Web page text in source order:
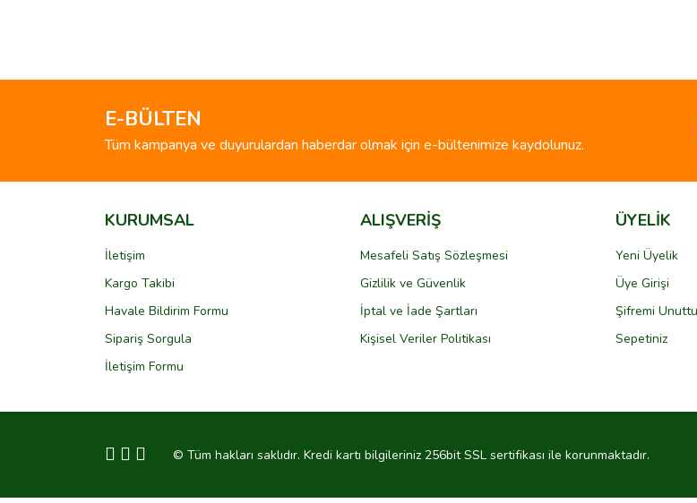
Ürün resmi kalitesiz, bozuk veya görüntülenemiyor.
Bu ürüne benzer farklı alternatifler olmalı.
E-BÜLTEN
Tüm kampanya ve duyurulardan haberdar olmak için e-bültenimize kaydolunuz.
KURUMSAL
İletişim
Kargo Takibi
Havale Bildirim Formu
Sipariş Sorgula
İletişim Formu
ALIŞVERİŞ
Mesafeli Satış Sözleşmesi
Gizlilik ve Güvenlik
İptal ve İade Şartları
Kişisel Veriler Politikası
ÜYELİK
Yeni Üyelik
Üye Girişi
Şifremi
Sepetiniz
© Tüm hakları saklıdır. Kredi kartı bilgileriniz 256bit SSL sertifikası ile korunmaktadır.